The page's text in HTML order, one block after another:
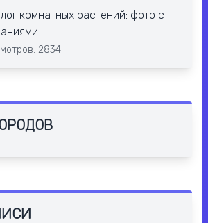
комнатных растений: фото с
2834